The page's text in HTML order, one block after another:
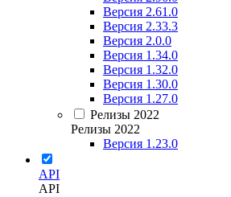
Версия 2.61.0
Версия 2.33.3
Версия 2.0.0
Версия 1.34.0
Версия 1.32.0
Версия 1.30.0
Версия 1.27.0
Релизы 2022
Релизы 2022
Версия 1.23.0
API
API